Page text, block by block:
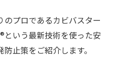
プロであるカビバスター
いう最新技術を使った安
止策をご紹介します。